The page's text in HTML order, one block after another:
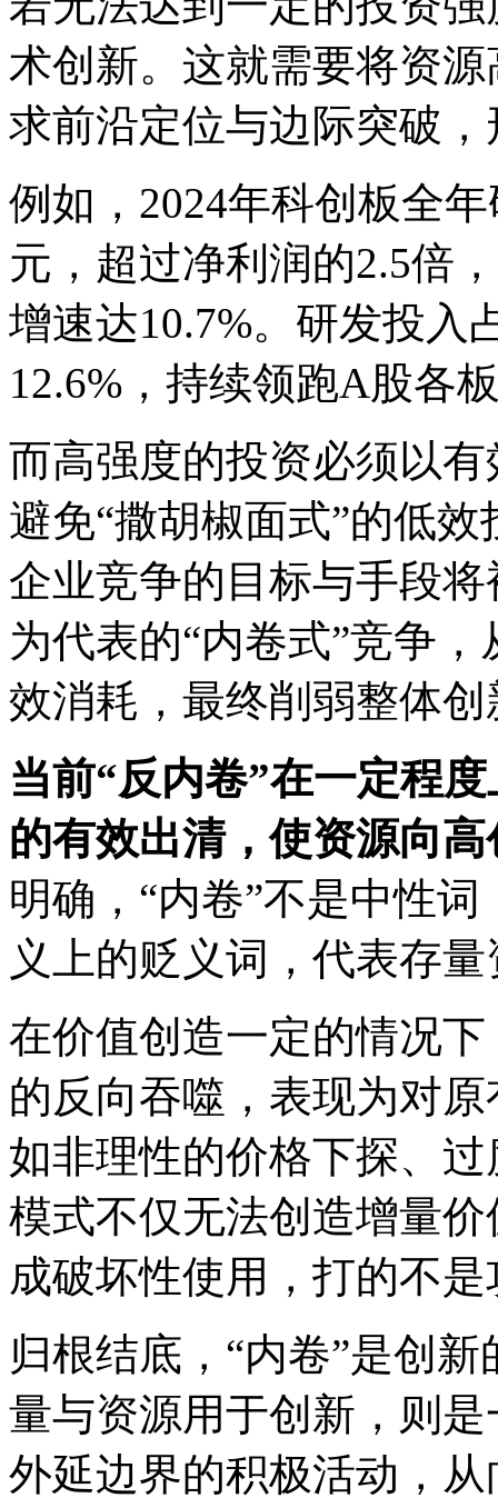
术创新。这就需要将资
求前沿定位与边际突破
例如，2024年科创板全
元，超过净利润的2.5倍
增速达10.7%。研发投入
12.6%，持续领跑A股各
而高强度的投资必须以
避免“撒胡椒面式”的低
企业竞争的目标与手段
为代表的“内卷式”竞争
效消耗，最终削弱整体
当前“反内卷”在一定程
的有效出清，使资源向
明确，“内卷”不是中性
义上的贬义词，代表存
在价值创造一定的情况
的反向吞噬，表现为对
如非理性的价格下探、
模式不仅无法创造增量
成破坏性使用，打的不
归根结底，“内卷”是创
量与资源用于创新，则
外延边界的积极活动，从